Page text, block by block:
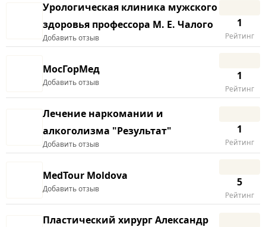
Урологическая клиника мужского
здоровья профессора М. Е. Чалого
Добавить отзыв
1
Рейтинг
МосГорМед
Добавить отзыв
1
Рейтинг
Лечение наркомании и
алкоголизма "Результат"
Добавить отзыв
1
Рейтинг
MedTour Moldova
Добавить отзыв
5
Рейтинг
Пластический хирург Александр